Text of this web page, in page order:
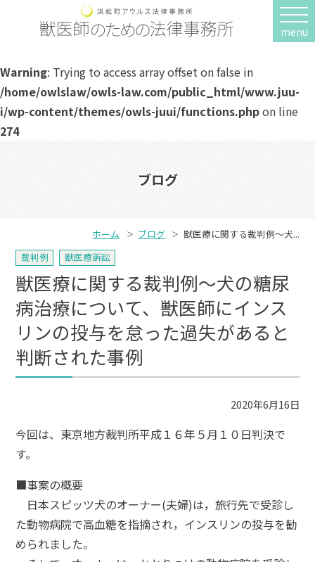
Warning: Trying to access array offset on false in
/home/owlslaw/owls-law.com/public_html/www.juu-
i/wp-content/themes/owls-juui/functions.phpon line
274
menu
ブログ
ホーム ブログ
獣医療に関する裁判例～犬...
裁判例
獣医療訴訟
獣医療に関する裁判例～犬の糖尿
病治療について、獣医師にインス
リンの投与を怠った過失があると
判断された事例
2020年6月16日
今回は、東京地方裁判所平成１６年５月１０日判決で
す。
■事案の概要
日本スピッツ犬のオーナー(夫婦)は，旅行先で受診し
た動物病院で高血糖を指摘され，インスリンの投与を勧
められました。